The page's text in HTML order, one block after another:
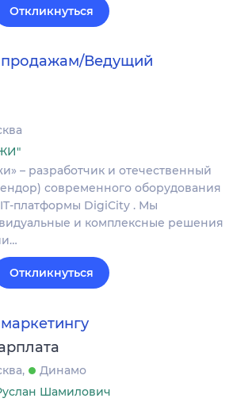
Откликнуться
Ведущий
– разработчик и отечественный
современного оборудования
платформы DigiCity . Мы
и комплексные решения
Откликнуться
Динамо
Шамилович